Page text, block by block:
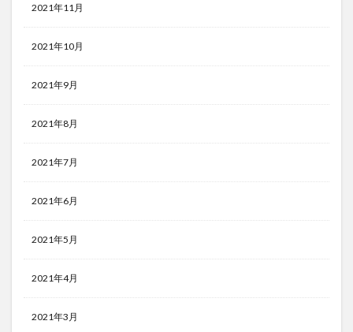
2021年11月
2021年10月
2021年9月
2021年8月
2021年7月
2021年6月
2021年5月
2021年4月
2021年3月